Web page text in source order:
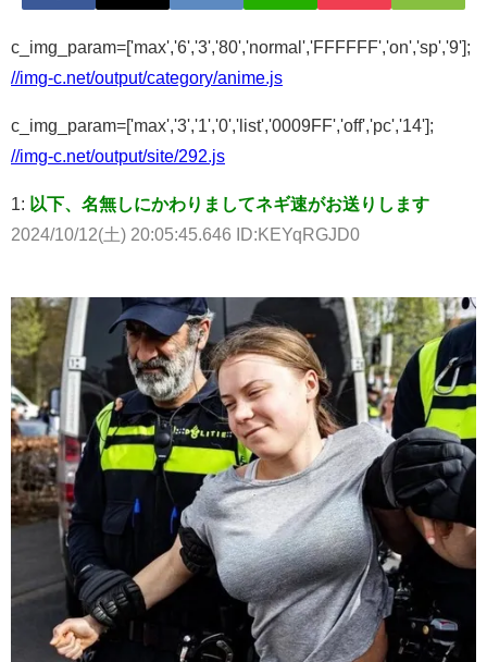
c_img_param=['max','6','3','80','normal','FFFFFF','on','sp','9'];
//img-c.net/output/category/anime.js
c_img_param=['max','3','1','0','list','0009FF','off','pc','14'];
//img-c.net/output/site/292.js
1: 以下、名無しにかわりましてネギ速がお送りします
2024/10/12(土) 20:05:45.646 ID:KEYqRGJD0